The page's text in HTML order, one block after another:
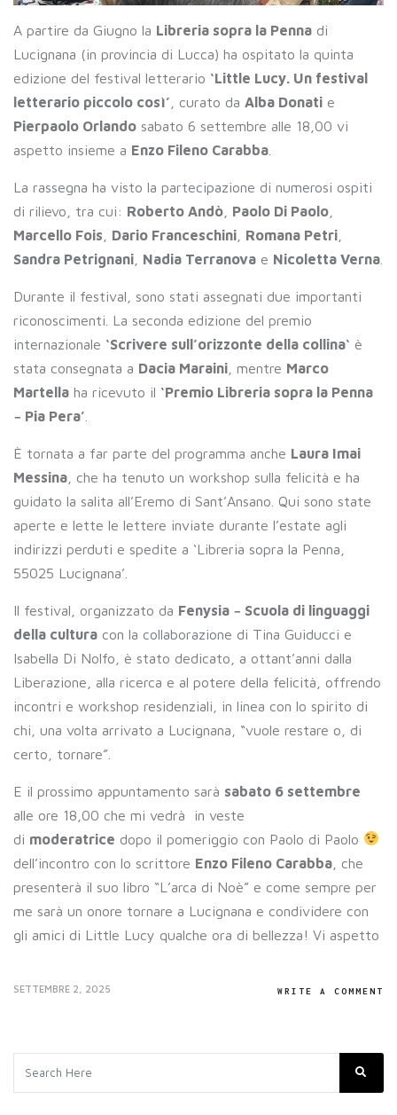
A partire da Giugno la Libreria sopra la Penna di
Lucignana (in provincia di Lucca) ha ospitato la quinta
edizione del festival letterario ‘Little Lucy. Un festival
letterario piccolo così’ , curato da Alba Donati e
Pierpaolo Orlando sabato 6 settembre alle 18,00 vi
aspetto insieme a Enzo Fileno Carabba
La rassegna ha visto la partecipazione di numerosi ospiti
di rilievo, tra cui: Roberto Andò Paolo Di Paolo
Marcello Fois
Dario Franceschini Romana Petri
Sandra Petrignani
Nadia Terranova e Nicoletta Verna
Durante il festival, sono stati assegnati due importanti
riconoscimenti. La seconda edizione del premio
internazionale ‘Scrivere sull’orizzonte della collina‘ è
stata consegnata a Dacia Maraini , mentre Marco
Martella ha ricevuto il ‘Premio Libreria sopra la Penna
− Pia Pera’
È tornata a far parte del programma anche Laura Imai
Messina , che ha tenuto un workshop sulla felicità e ha
guidato la salita all’Eremo di Sant’Ansano. Qui sono state
aperte e lette le lettere inviate durante l’estate agli
indirizzi perduti e spedite a ‘Libreria sopra la Penna,
55025 Lucignana’.
Il festival, organizzato da Fenysia − Scuola di linguaggi
della cultura con la collaborazione di Tina Guiducci e
Isabella Di Nolfo, è stato dedicato, a ottant’anni dalla
Liberazione, alla ricerca e al potere della felicità, offrendo
incontri e workshop residenziali, in linea con lo spirito di
chi, una volta arrivato a Lucignana, “vuole restare o, di
certo, tornare”.
E il prossimo appuntamento sarà sabato 6 settembre
alle ore 18,00 che mi vedrà in veste
di moderatrice dopo il pomeriggio con Paolo di Paolo
dell’incontro con lo scrittore Enzo Fileno Carabba , che
presenterà il suo libro “L’arca di Noè” e come sempre per
me sarà un onore tornare a Lucignana e condividere con
gli amici di Little Lucy qualche ora di bellezza! Vi aspetto
SETTEMBRE 2, 2025 WRITE A COMMENT